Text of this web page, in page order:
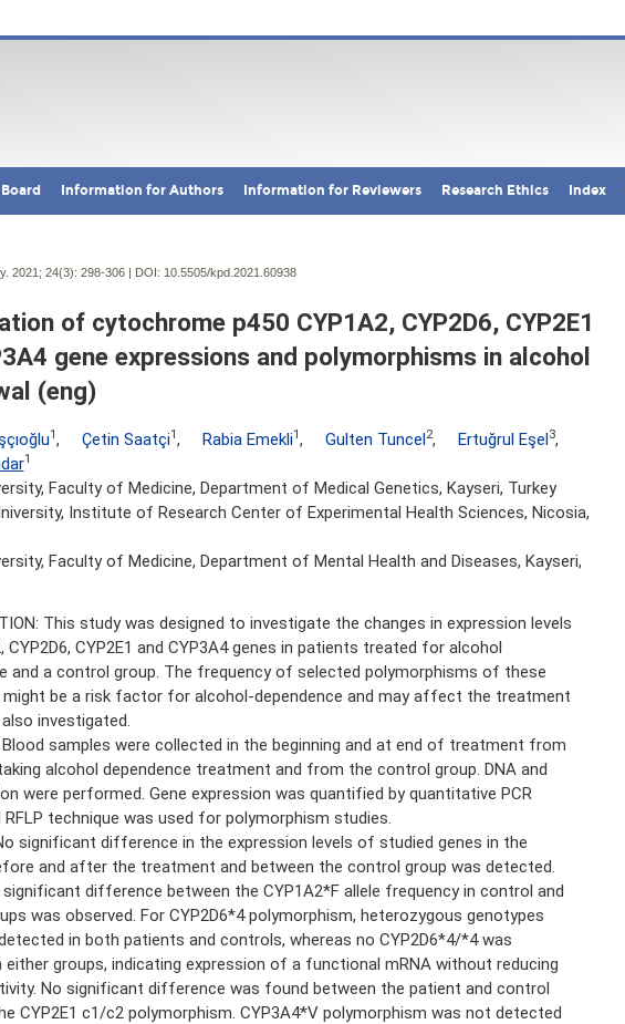
Information for Authors Information for Reviewers Research Ethics Index
2021; 24(3): 298-306 | DOI: 10.5505/kpd.2021.60938
of cytochrome p450 CYP1A2, CYP2D6, CYP2E1
gene expressions and polymorphisms in alcohol
(eng)
1 , Çetin Saatçi1 , Rabia Emekli1 , Gulten Tuncel2, Ertuğrul Eşel3,
1
Faculty of Medicine, Department of Medical Genetics, Kayseri, Turkey
Institute of Research Center of Experimental Health Sciences, Nicosia,
Faculty of Medicine, Department of Mental Health and Diseases, Kayseri,
This study was designed to investigate the changes in expression levels
CYP2D6, CYP2E1 and CYP3A4 genes in patients treated for alcohol
and a control group. The frequency of selected polymorphisms of these
be a risk factor for alcohol-dependence and may affect the treatment
investigated.
Blood samples were collected in the beginning and at end of treatment from
alcohol dependence treatment and from the control group. DNA and
were performed. Gene expression was quantified by quantitative PCR
RFLP technique was used for polymorphism studies.
significant difference in the expression levels of studied genes in the
and after the treatment and between the control group was detected.
significant difference between the CYP1A2*F allele frequency in control and
was observed. For CYP2D6*4 polymorphism, heterozygous genotypes
in both patients and controls, whereas no CYP2D6*4/*4 was
either groups, indicating expression of a functional mRNA without reducing
No significant difference was found between the patient and control
CYP2E1 c1/c2 polymorphism. CYP3A4*V polymorphism was not detected